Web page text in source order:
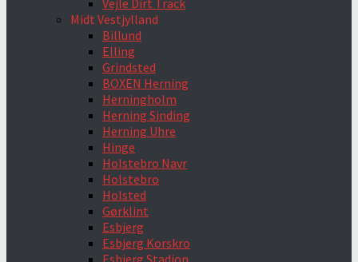
Vejle Dirt Track
Midt Vestjylland
Billund
Elling
Grindsted
BOXEN Herning
Herningholm
Herning Sinding
Herning Uhre
Hinge
Holstebro Navr
Holstebro
Holsted
Gørklint
Esbjerg
Esbjerg Korskro
Esbjerg Stadion